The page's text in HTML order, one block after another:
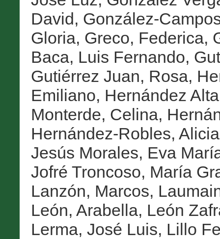
David, González-
Gloria, Greco, Federica,
Baca, Luis Fernando,
Gutiérrez Juan, Rosa,
Emiliano, Hernández
Monterde, Celina,
Hernández-Robles, Alicia
Jesús Morales, Eva
Jofré Troncoso, María
Lanzón, Marcos,
León, Arabella, León
Lerma, José Luis, Lillo